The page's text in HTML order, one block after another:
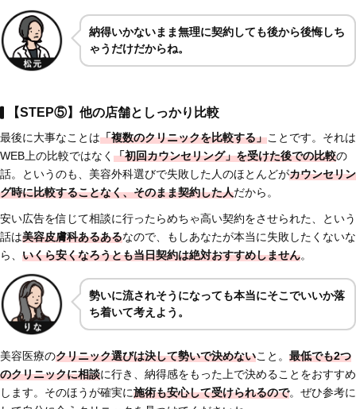
納得いかないまま無理に契約しても後から後悔しち
ゃうだけだからね。
【STEP⑤】他の店舗としっかり比較
最後に大事なことは「複数のクリニックを比較する」ことです。それは
WEB上の比較ではなく 「初回カウンセリング」を受けた後での比較の
話。というのも、美容外科選びで失敗した人のほとんどがカウンセリン
グ時に比較することなく、そのまま契約した人だから。
安い広告を信じて相談に行ったらめちゃ高い契約をさせられた、という
話は美容皮膚科あるあるなので、もしあなたが本当に失敗したくないな
ら、 いくら安くなろうとも当日契約は絶対おすすめしません。
勢いに流されそうになっても本当にそこでいいか落
ち着いて考えよう。
美容医療のクリニック選びは決して勢いで決めないこと。 最低でも2つ
のクリニックに相談に行き、納得感をもった上で決めることをおすすめ
します。そのほうが確実に施術も安心して受けられるので。ぜひ参考に